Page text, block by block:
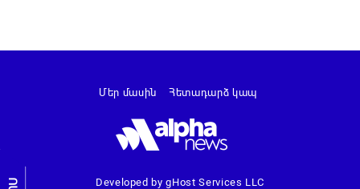
Developed by gHost Services LLC
Մեր մասին Հետադարձ կապ